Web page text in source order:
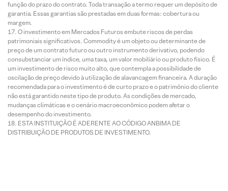
função do prazo do contrato. Toda transação a termo requer um depósito de
garantia. Essas garantias são prestadas em duas formas: cobertura ou
margem.
O investimento em Mercados Futuros embute riscos de perdas
patrimoniais significativos. Commodity é um objeto ou determinante de
preço de um contrato futuro ou outro instrumento derivativo, podendo
consubstanciar um índice, uma taxa, um valor mobiliário ou produto físico. É
um investimento de risco muito alto, que contempla a possibilidade de
oscilação de preço devido à utilização de alavancagem financeira. A duração
recomendada para o investimento é de curto prazo e o patrimônio do cliente
não está garantido neste tipo de produto. As condições de mercado,
mudanças climáticas e o cenário macroeconômico podem afetar o
desempenho do investimento.
ESTA INSTITUIÇÃO É ADERENTE AO CÓDIGO ANBIMA DE
DISTRIBUIÇÃO DE PRODUTOS DE INVESTIMENTO.